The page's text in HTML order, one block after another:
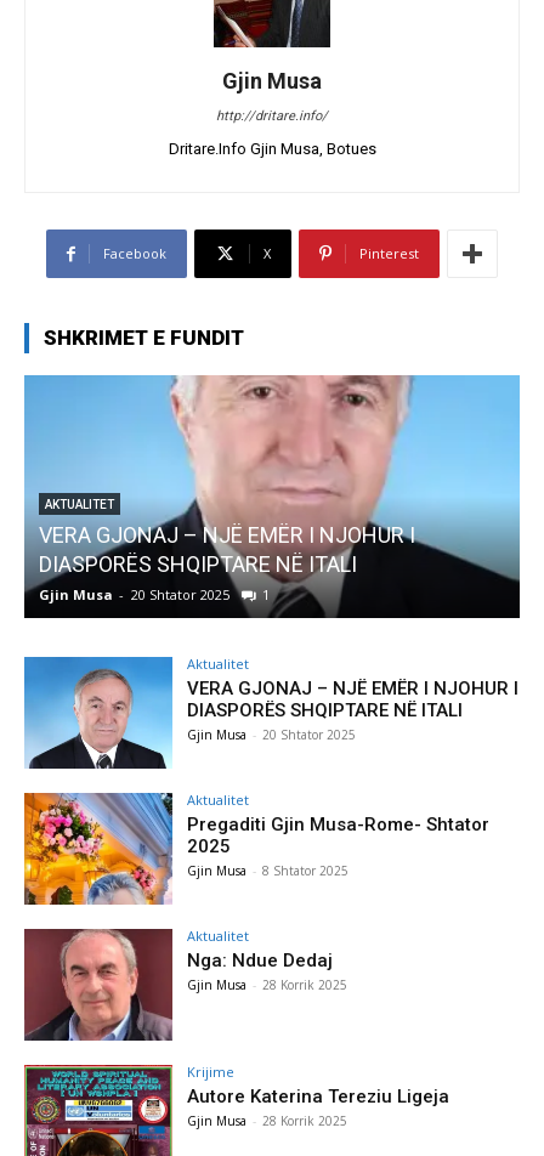
Gjin Musa
http://dritare.info/
Dritare.Info Gjin Musa, Botues
Facebook X Pinterest
SHKRIMET E FUNDIT
AKTUALITET
Pregaditi Gjin Musa-Rome- Shtator 2025
Gjin Musa - 8 Shtator 2025 0
Aktualitet
VERA GJONAJ – NJË EMËR I NJOHUR I
DIASPORËS SHQIPTARE NË ITALI
Gjin Musa - 20 Shtator 2025
Aktualitet
Pregaditi Gjin Musa-Rome- Shtator
2025
Gjin Musa - 8 Shtator 2025
Aktualitet
Nga: Ndue Dedaj
Gjin Musa - 28 Korrik 2025
Krijime
Autore Katerina Tereziu Ligeja
Gjin Musa - 28 Korrik 2025